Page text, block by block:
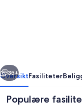
av
Murray,
Wifi
Neste
35+
OversiktFasiliteter
Populære